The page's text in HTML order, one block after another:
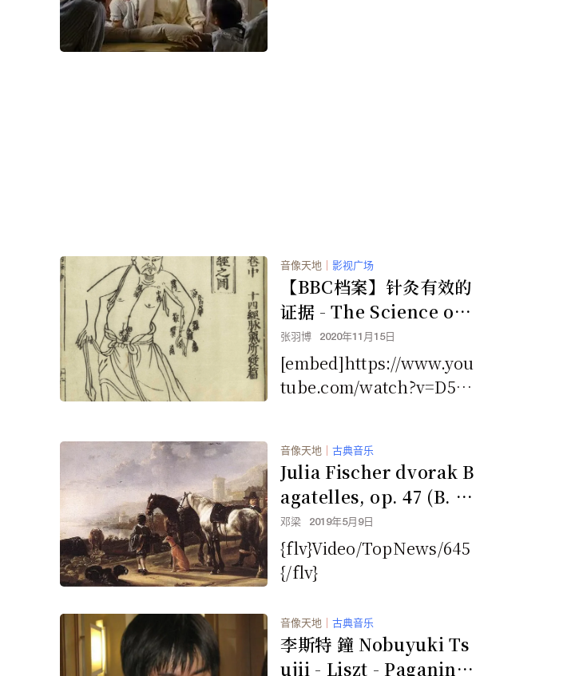
音像天地 影视广场
【BBC档案】针灸有效的
证据 - The Science of
Acupuncture
张羽博 2020年11月15日
[embed]https://www.you
tube.com/watch?v=D53
音像天地 古典音乐
Julia Fischer dvorak B
agatelles, op. 47 (B. 7
9) (Malickosti)
邓梁 2019年5月9日
{flv}Video/TopNews/645
{/flv}
音像天地 古典音乐
李斯特 鐘 Nobuyuki Ts
ujii - Liszt - Paganini